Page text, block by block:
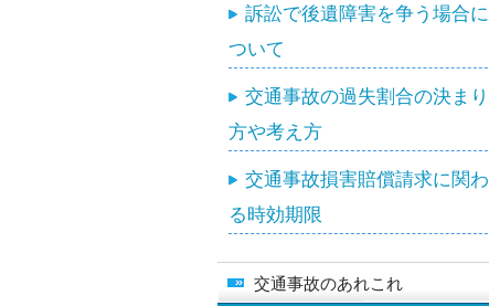
訴訟で後遺障害を争う場合に
ついて
交通事故の過失割合の決まり
方や考え方
交通事故損害賠償請求に関わ
る時効期限
交通事故のあれこれ